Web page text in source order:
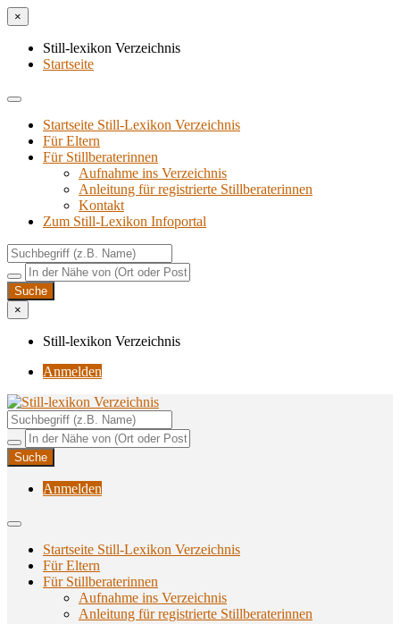
×
Still-lexikon Verzeichnis
Startseite
Startseite Still-Lexikon Verzeichnis
Für Eltern
Für Stillberaterinnen
Aufnahme ins Verzeichnis
Anlei­tung für regis­trier­te Stillberaterinnen
Kon­takt
Zum Still-Lexikon Infoportal
×
Still-lexikon Verzeichnis
Anmelden
Still-lexikon Verzeichnis
Unterstützungsangebote rund ums Stillen
Anmelden
Startseite Still-Lexikon Verzeichnis
Für Eltern
Für Stillberaterinnen
Aufnahme ins Verzeichnis
Anlei­tung für regis­trier­te Stillberaterinnen